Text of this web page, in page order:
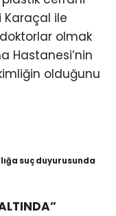
Karaçal ile
olmak
Hastanesi’nin
olduğunu
suç duyurusunda